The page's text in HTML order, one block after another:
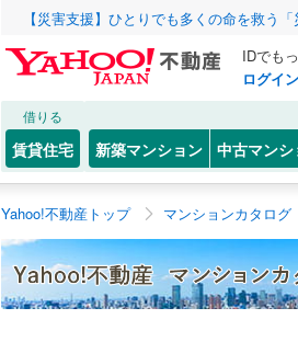
【災害支援】ひとりでも多くの命を救う
IDでも
ログイン
借りる
賃貸住宅 新築マンション 中古マンシ
Yahoo!不動産トップ マンションカタログ